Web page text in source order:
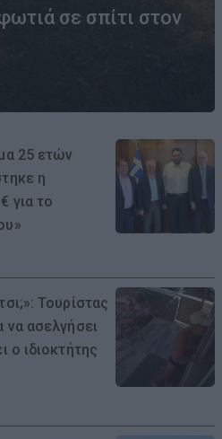
σε σπίτι στον
25 ετών
η
για το
Τουρίστας
να ασελγήσει
ο ιδιοκτήτης